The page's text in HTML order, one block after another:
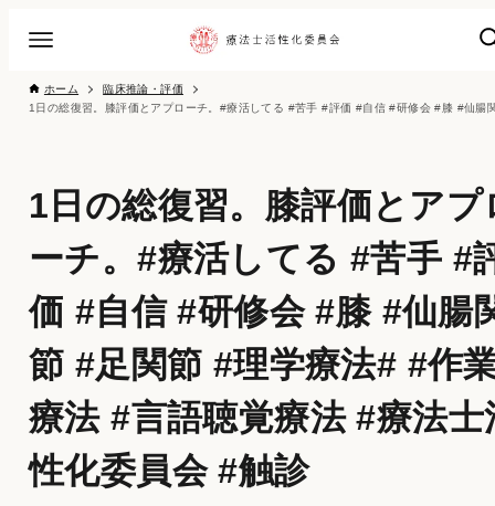
ホーム 臨床推論・評価
1日の総復習。膝評価とアプ
ーチ。#療活してる #苦手 #
価 #自信 #研修会 #膝 #仙腸
節 #足関節 #理学療法# #作
療法 #言語聴覚療法 #療法士
性化委員会 #触診